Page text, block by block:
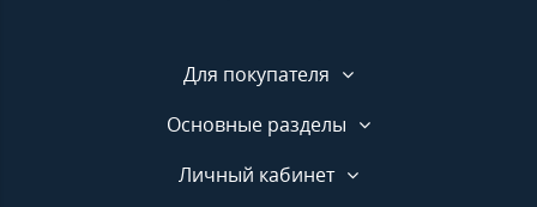
Для покупателя
Основные разделы
Личный кабинет